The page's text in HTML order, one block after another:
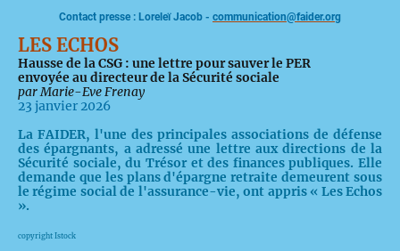
Contact presse : Loreleï Jacob - communication@faider.org
LES ECHOS
Hausse de la CSG : une lettre pour sauver le PER
envoyée au directeur de la Sécurité sociale
par Marie-Eve Frenay
23 janvier 2026
La FAIDER, l'une des principales associations de défense
des épargnants, a adressé une lettre aux directions de la
Sécurité sociale, du Trésor et des finances publiques. Elle
demande que les plans d'épargne retraite demeurent sous
le régime social de l'assurance-vie, ont appris « Les Echos
».
copyright Istock